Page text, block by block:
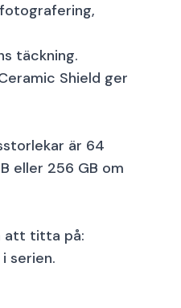
täckning.
Shield ger
är 64
eller 256 GB om
att titta på:
serien.